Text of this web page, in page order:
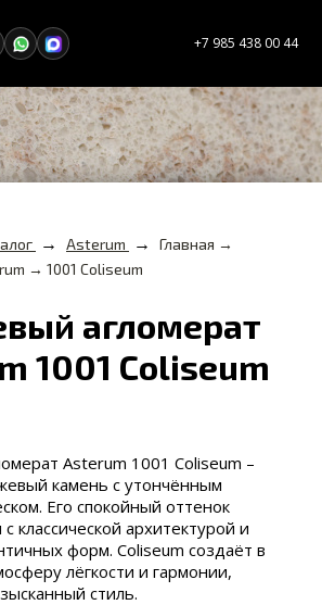
+7 985 438 00 44
→ Asterum →
Главная →
→ 1001 Coliseum
агломерат
1001 Coliseum
Asterum 1001 Coliseum –
камень с утончённым
Его спокойный оттенок
классической архитектурой и
форм. Coliseum создаёт в
лёгкости и гармонии,
стиль.